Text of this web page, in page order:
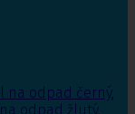
na odpad černý,
odpad žlutý,